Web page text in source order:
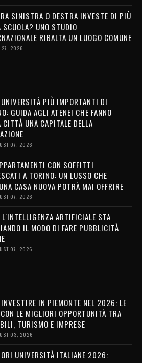
SINISTRA O DESTRA INVESTE DI PIÙ
SCUOLA? UNO STUDIO
RIBALTA UN LUOGO COMUNE
27, 2026
PIÙ IMPORTANTI DI
GUIDA AGLI ATENEI CHE FANNO
CITTÀ UNA CAPITALE DELLA
07, 2026
CON SOFFITTI
A TORINO: UN LUSSO CHE
CASA NUOVA POTRÀ MAI OFFRIRE
07, 2026
L'INTELLIGENZA ARTIFICIALE STA
IL MODO DI FARE PUBBLICITÀ
07, 2026
INVESTIRE IN PIEMONTE NEL 2026: LE
LE MIGLIORI OPPORTUNITÀ TRA
TURISMO E IMPRESE
03, 2026
UNIVERSITÀ ITALIANE 2026: